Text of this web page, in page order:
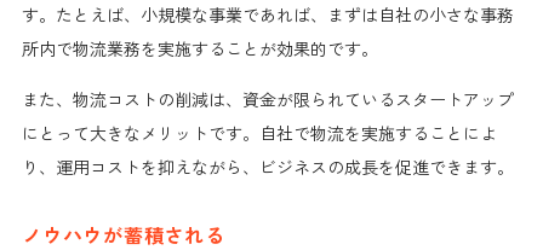
す。たとえば、小規模な事業であれば、まずは自社の小さな事務
所内で物流業務を実施することが効果的です。
また、物流コストの削減は、資金が限られているスタートアップ
にとって大きなメリットです。自社で物流を実施することによ
り、運用コストを抑えながら、ビジネスの成長を促進できます。
ノウハウが蓄積される